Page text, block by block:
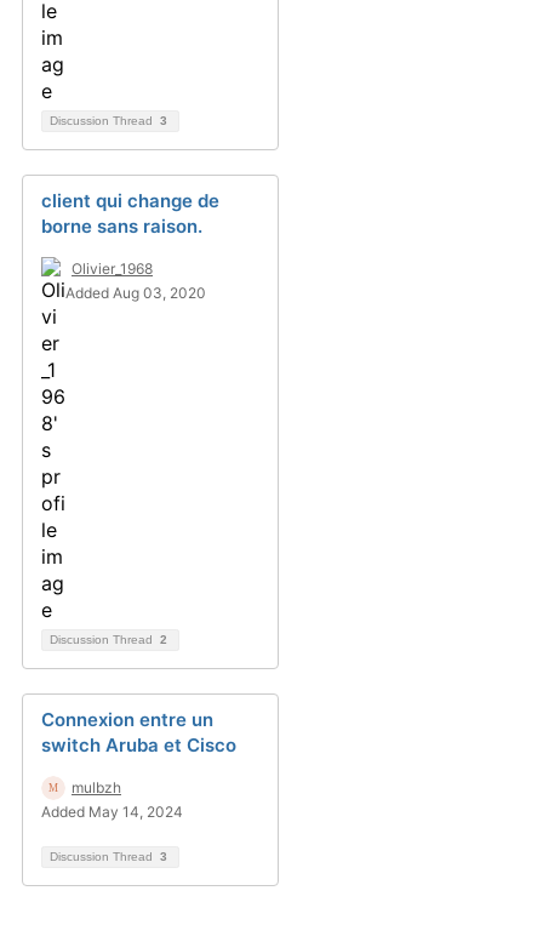
Discussion Thread 3
client qui change de
borne sans raison.
Olivier_1968
Added Aug 03, 2020
Discussion Thread 2
Connexion entre un
switch Aruba et Cisco
mulbzh
Added May 14, 2024
Discussion Thread 3